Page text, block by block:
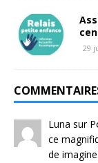
29
Luna sur
ce
de